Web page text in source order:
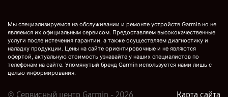
Мы специализируемся на обслуживании и ремонте устройств Garmin но не
являемся их официальным сервисом. Предоставляем высококачественные
услуги после истечения гарантии, а также осуществляем диагностику и
наладку продукции. Цены на сайте ориентировочные и не являются
офертой, актуальную стоимость узнавайте у наших специалистов по
телефонам на сайте. Упомянутый бренд Garmin используется нами лишь с
целью информирования.
© Сервисный центр Garmin - 2026 Карта сайта